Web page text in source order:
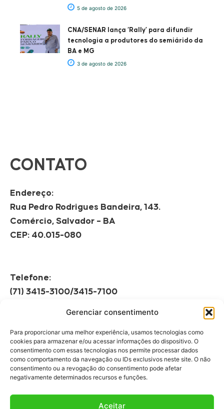
Gerenciar consentimento
Para proporcionar uma melhor experiência, usamos tecnologias como
cookies para armazenar e/ou acessar informações do dispositivo. O
consentimento com essas tecnologias nos permite processar dados
como comportamento da navegação ou IDs exclusivos neste site. O não
consentimento ou a revogação do consentimento pode afetar
negativamente determinados recursos e funções.
Aceitar
5 de agosto de 2026
CNA/SENAR lança ‘Rally’ para difundir
tecnologia a produtores do semiárido da
BA e MG
3 de agosto de 2026
CONTATO
Endereço:
Rua Pedro Rodrigues Bandeira, 143.
Comércio, Salvador – BA
CEP: 40.015-080
Telefone:
(71) 3415-3100/3415-7100
Horário de Funcionamento:
08h às 12h | 13h às 17h